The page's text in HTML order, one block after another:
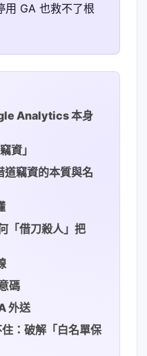
用 GA 也救不了根
Analytics 本身
資」
道竊資的本質與名
「借刀殺人」把
碼
外送
：破解「白名單保